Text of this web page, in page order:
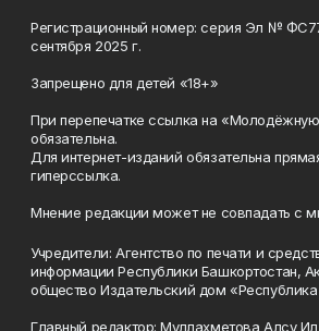
Регистрационный номер: серия Эл №
сентября 2025 г.
Запрещено для детей «18+»
При перепечатке ссылка на «Молодёжную
обязательна.
Для интернет-изданий обязательна
гиперссылка.
Мнение редакции может не совпадать с
Учредители: Агентство по печати и
информации Республики Башкортостан,
общество Издательский дом
Главный редактор: Муллахметова Алсу